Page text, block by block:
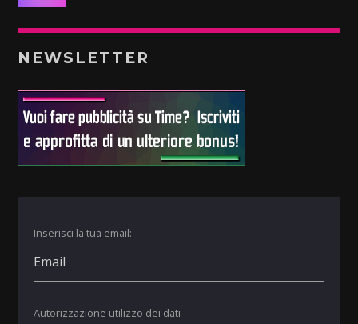
NEWSLETTER
Inserisci la tua email:
Autorizzazione utilizzo dei dati